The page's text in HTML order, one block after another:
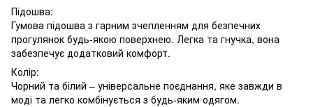
Підошва:
Гумова підошва з гарним зчепленням для безпечних
прогулянок будь-якою поверхнею. Легка та гнучка, вона
забезпечує додатковий комфорт.
Колір:
Чорний та білий – універсальне поєднання, яке завжди в
моді та легко комбінується з будь-яким одягом.